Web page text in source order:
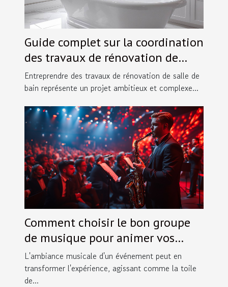
Guide complet sur la coordination
des travaux de rénovation de
salles de bain
Entreprendre des travaux de rénovation de salle de
bain représente un projet ambitieux et complexe...
Comment choisir le bon groupe
de musique pour animer vos
événements spéciaux
L'ambiance musicale d'un événement peut en
transformer l'expérience, agissant comme la toile
de...